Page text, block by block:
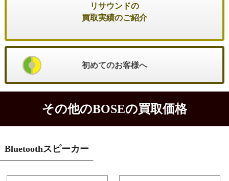
リサウンドの
買取実績のご紹介
初めてのお客様へ
その他のBOSEの買取価格
Bluetoothスピーカー